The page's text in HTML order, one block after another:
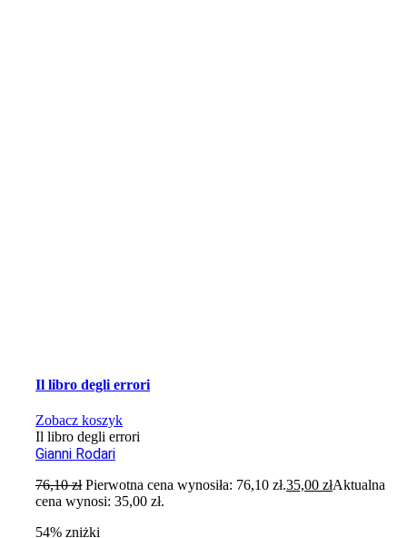
Il libro degli errori
Zobacz koszyk
Il libro degli errori
Gianni Rodari
76,10zł Pierwotna cena wynosiła: 76,10 zł.35,00złAktualna
cena wynosi: 35,00 zł.
54% zniżki